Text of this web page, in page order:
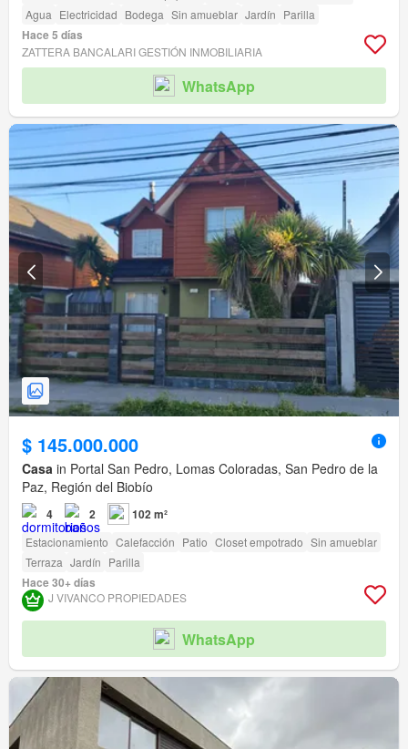
Agua Electricidad Bodega Sin amueblar Jardín Parilla
Hace 5 días
ZATTERA BANCALARI GESTIÓN INMOBILIARIA
WhatsApp
$ 145.000.000
Casa in Portal San Pedro, Lomas Coloradas, San Pedro de la
Paz, Región del Biobío
4 2 102 m²
Estacionamiento Calefacción Patio Closet empotrado Sin amueblar
Terraza Jardín Parilla
Hace 30+ días
J VIVANCO PROPIEDADES
WhatsApp